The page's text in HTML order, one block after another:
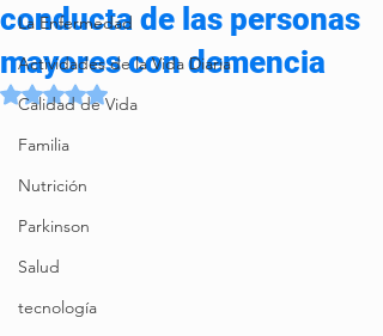
La Enfermedad
Actividades de la Vida Diaria
Calidad de Vida
Familia
Nutrición
Parkinson
Salud
tecnología
conducta de las personas
mayores con demencia
Obtuvo NaN de 5 estrellas.